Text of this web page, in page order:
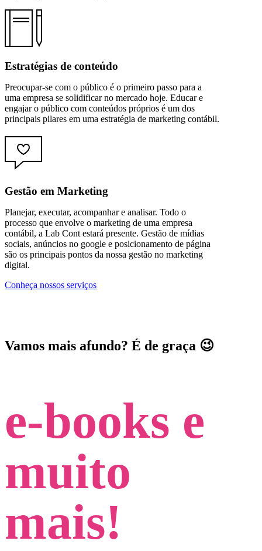
Estratégias de conteúdo
Preocupar-se com o público é o primeiro passo para a
uma empresa se solidificar no mercado hoje. Educar e
engajar o público com conteúdos próprios é um dos
principais pilares em uma estratégia de marketing contábil.
Gestão em Marketing
Planejar, executar, acompanhar e analisar. Todo o
processo que envolve o marketing de uma empresa
contábil, a Lab Cont estará presente. Gestão de mídias
sociais, anúncios no google e posicionamento de página
são os principais pontos da nossa gestão no marketing
digital.
Conheça nossos serviços
Vamos mais afundo? É de graça 😉
e-books e
muito
mais!